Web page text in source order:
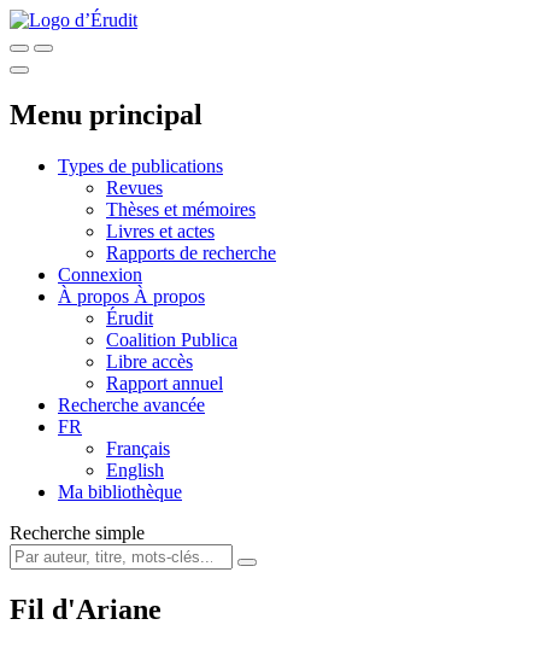
Menu principal
Types de publications
Revues
Thèses et mémoires
Livres et actes
Rapports de recherche
Connexion
À propos À propos
Érudit
Coalition Publica
Libre accès
Rapport annuel
Recherche avancée
FR
Français
English
Ma bibliothèque
Recherche simple
Fil d'Ariane